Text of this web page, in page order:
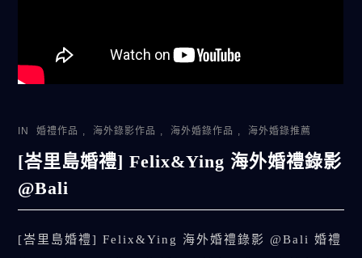
IN 婚禮作品 , 海外錄影作品 , 海外婚錄作品 , 海外婚錄推薦
[峇里島婚禮] Felix&Ying 海外婚禮錄影
@Bali
[峇里島婚禮] Felix&Ying 海外婚禮錄影 @Bali 婚禮